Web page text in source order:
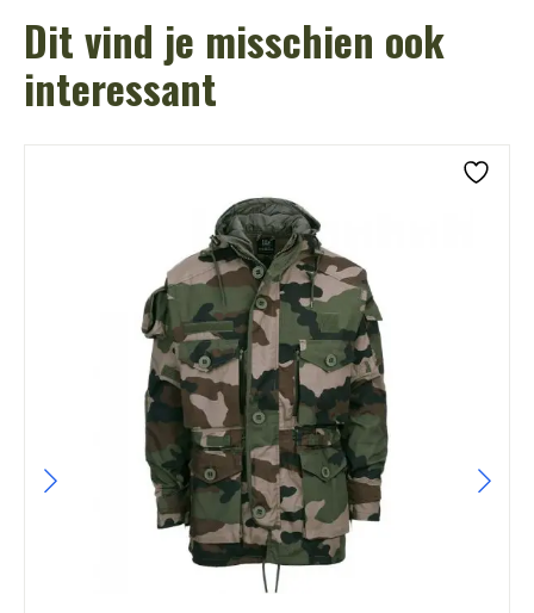
Dit vind je misschien ook
interessant